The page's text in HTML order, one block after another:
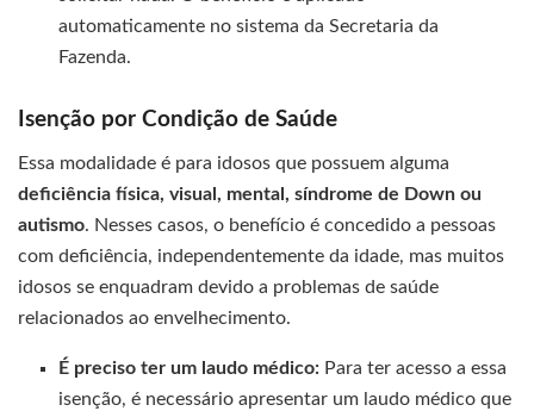
automaticamente no sistema da Secretaria da
Fazenda.
Isenção por Condição de Saúde
Essa modalidade é para idosos que possuem alguma
deficiência física, visual, mental, síndrome de Down ou
autismo. Nesses casos, o benefício é concedido a pessoas
com deficiência, independentemente da idade, mas muitos
idosos se enquadram devido a problemas de saúde
relacionados ao envelhecimento.
É preciso ter um laudo médico: Para ter acesso a essa
isenção, é necessário apresentar um laudo médico que